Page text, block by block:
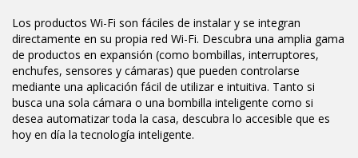
Los productos Wi-Fi son fáciles de instalar y se integran
directamente en su propia red Wi-Fi. Descubra una amplia gama
de productos en expansión (como bombillas, interruptores,
enchufes, sensores y cámaras) que pueden controlarse
mediante una aplicación fácil de utilizar e intuitiva. Tanto si
busca una sola cámara o una bombilla inteligente como si
desea automatizar toda la casa, descubra lo accesible que es
hoy en día la tecnología inteligente.